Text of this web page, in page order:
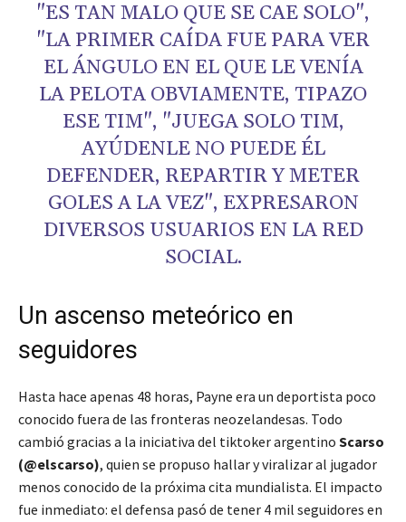
"ES TAN MALO QUE SE CAE SOLO",
"LA PRIMER CAÍDA FUE PARA VER
EL ÁNGULO EN EL QUE LE VENÍA
LA PELOTA OBVIAMENTE, TIPAZO
ESE TIM", "JUEGA SOLO TIM,
AYÚDENLE NO PUEDE ÉL
DEFENDER, REPARTIR Y METER
GOLES A LA VEZ", EXPRESARON
DIVERSOS USUARIOS EN LA RED
SOCIAL.
Un ascenso meteórico en
seguidores
Hasta hace apenas 48 horas, Payne era un deportista poco
conocido fuera de las fronteras neozelandesas. Todo
cambió gracias a la iniciativa del tiktoker argentino Scarso
(@elscarso), quien se propuso hallar y viralizar al jugador
menos conocido de la próxima cita mundialista. El impacto
fue inmediato: el defensa pasó de tener 4 mil seguidores en